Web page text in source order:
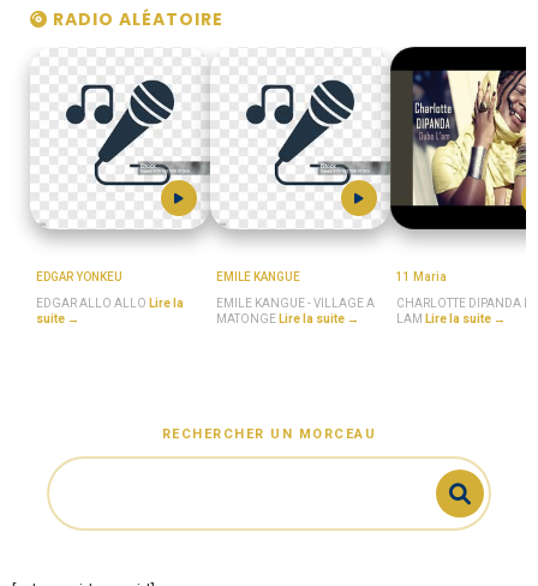
RADIO ALÉATOIRE
EDGAR YONKEU
EDGAR ALLO ALLO Lire la
suite →
EMILE KANGUE
EMILE KANGUE - VILLAGE A
MATONGE Lire la suite →
11 Maria
CHARLOTTE DIPANDA
LAM Lire la suite →
RECHERCHER UN MORCEAU